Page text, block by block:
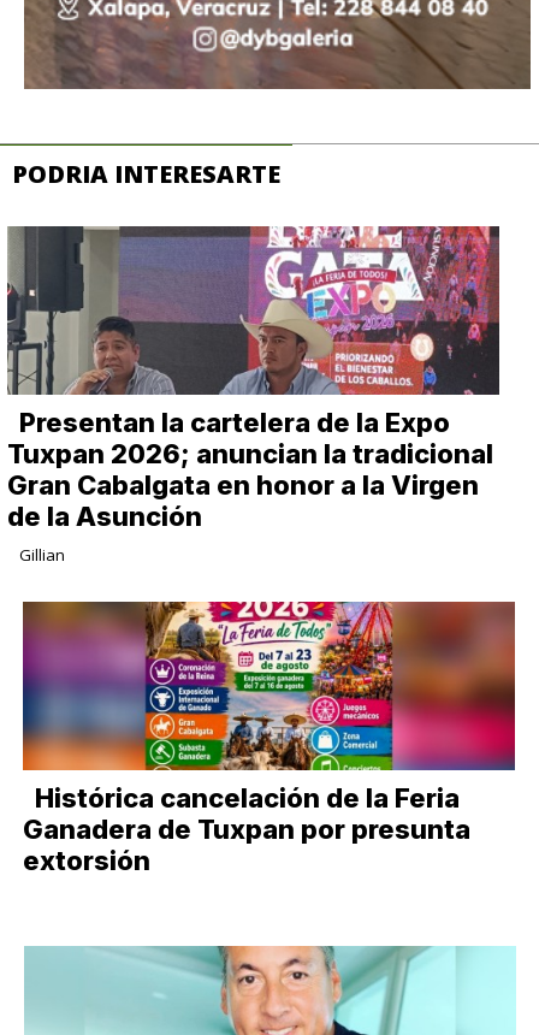
PODRIA INTERESARTE
Presentan la cartelera de la Expo
Tuxpan 2026; anuncian la tradicional
Gran Cabalgata en honor a la Virgen
de la Asunción
Gillian
Histórica cancelación de la Feria
Ganadera de Tuxpan por presunta
extorsión